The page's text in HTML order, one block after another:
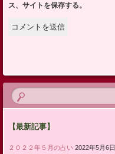
ス、サイトを保存する。
【最新記事】
２０２２年５月の占い 2022年5月6日